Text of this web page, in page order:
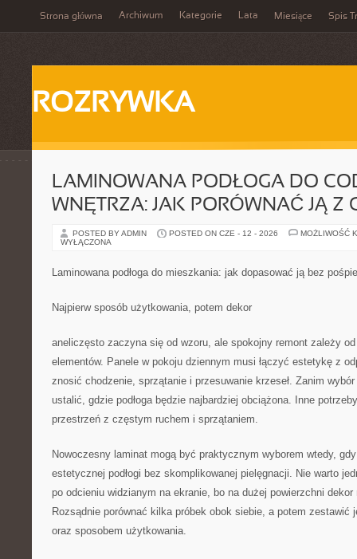
Strona główna Archiwum Kategorie Lata Miesiące Spis
ROZRYWKA
LAMINOWANA PODŁOGA DO
WNĘTRZA: JAK PORÓWNAĆ JĄ Z
POSTED BY ADMIN POSTED ON CZE - 12 - 2026
MOŻLIWOŚĆ
WYŁĄCZONA
Laminowana podłoga do mieszkania: jak dopasować ją bez
Najpierw sposób użytkowania, potem dekor
aneliczęsto zaczyna się od wzoru, ale spokojny remont zależy
elementów. Panele w pokoju dziennym musi łączyć estetykę z
znosić chodzenie, sprzątanie i przesuwanie krzeseł. Zanim
ustalić, gdzie podłoga będzie najbardziej obciążona. Inne
przestrzeń z częstym ruchem i sprzątaniem.
Nowoczesny laminat mogą być praktycznym wyborem wtedy,
estetycznej podłogi bez skomplikowanej pielęgnacji. Nie warto
po odcieniu widzianym na ekranie, bo na dużej powierzchni
Rozsądnie porównać kilka próbek obok siebie, a potem zestawić
oraz sposobem użytkowania.